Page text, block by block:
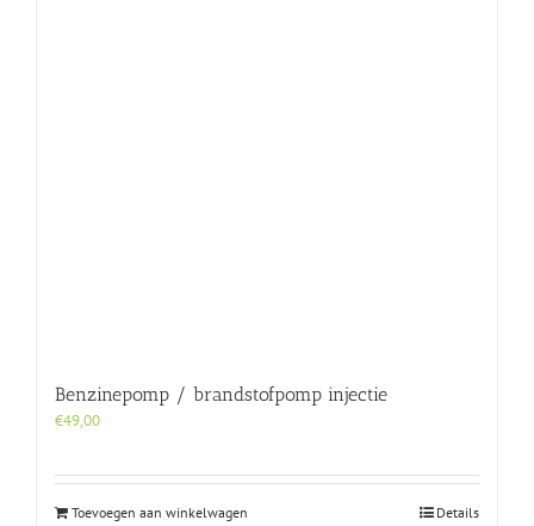
Benzinepomp / brandstofpomp injectie
€49,00
Toevoegen aan winkelwagen Details